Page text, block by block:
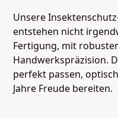
Unsere
entstehen nicht
Fertigung, mit
Handwerkspräzision.
perfekt passen,
Jahre Freude bereiten.